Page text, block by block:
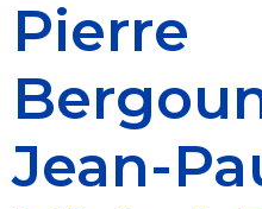
Pierre
Jean-